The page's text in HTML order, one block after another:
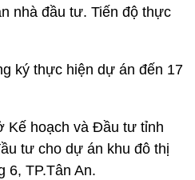
nhà đầu tư. Tiến độ thực
ký thực hiện dự án đến 17
Kế hoạch và Đầu tư tỉnh
tư cho dự án khu đô thị
6, TP.Tân An.